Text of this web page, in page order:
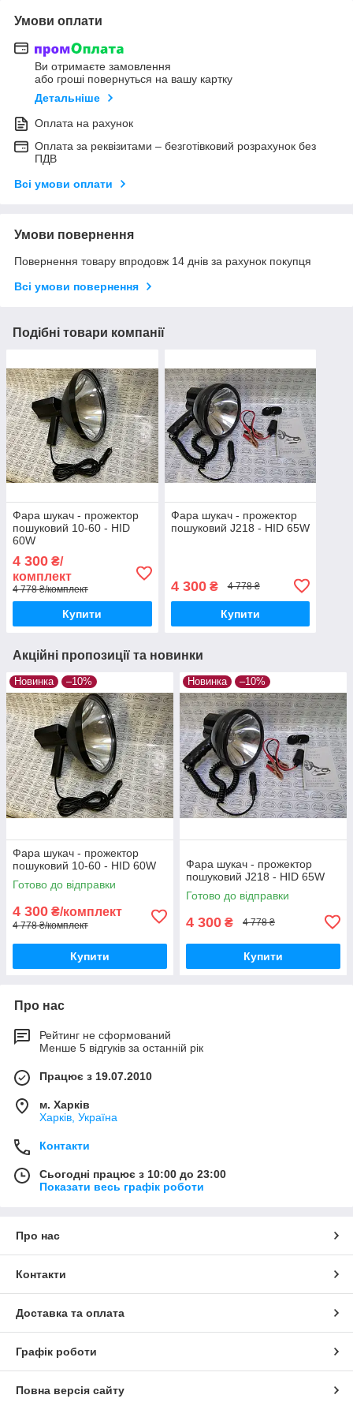
Умови оплати
Ви отримаєте замовлення
або гроші повернуться на вашу картку
Детальніше
Оплата на рахунок
Оплата за реквізитами – безготівковий розрахунок без
ПДВ
Всі умови оплати
Умови повернення
Повернення товару впродовж 14 днів за рахунок покупця
Всі умови повернення
Подібні товари компанії
Фара шукач - прожектор
пошуковий 10-60 - HID
60W
4 300 ₴/
комплект
4 778 ₴/комплект
Купити
Фара шукач - прожектор
пошуковий J218 - HID 65W
4 300₴ 4 778 ₴
Купити
Акційні пропозиції та новинки
Новинка –10%
Фара шукач - прожектор
пошуковий 10-60 - HID 60W
Готово до відправки
4 300 ₴/комплект
4 778 ₴/комплект
Купити
Новинка –10%
Фара шукач - прожектор
пошуковий J218 - HID 65W
Готово до відправки
4 300 ₴ 4 778 ₴
Купити
Про нас
Рейтинг не сформований
Менше 5 відгуків за останній рік
Працює з 19.07.2010
м. Харків
Харків, Україна
Контакти
Сьогодні працює з 10:00 до 23:00
Показати весь графік роботи
Про нас
Контакти
Доставка та оплата
Графік роботи
Повна версія сайту